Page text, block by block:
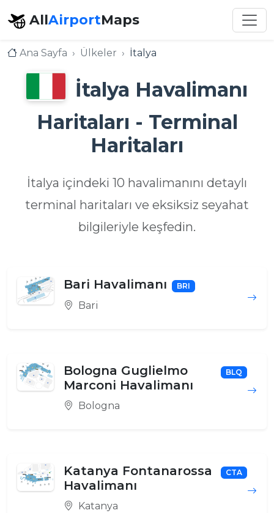
AllAirportMaps
Ana Sayfa Ülkeler İtalya
İtalya Havalimanı
Haritaları - Terminal
Haritaları
İtalya içindeki 10 havalimanını detaylı
terminal haritaları ve eksiksiz seyahat
bilgileriyle keşfedin.
Bari Havalimanı BRI
Bari
Bologna Guglielmo
Marconi Havalimanı
BLQ
Bologna
Katanya Fontanarossa
Havalimanı
CTA
Katanya